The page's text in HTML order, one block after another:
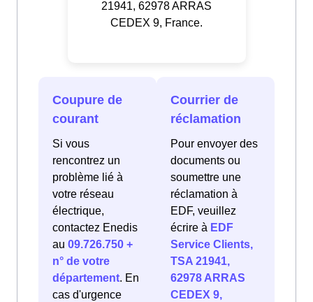
21941, 62978 ARRAS
CEDEX 9, France.
Coupure de
courant
Si vous
rencontrez un
problème lié à
votre réseau
électrique,
contactez Enedis
au 09.726.750 +
n° de votre
département. En
cas d'urgence
Courrier de
réclamation
Pour envoyer des
documents ou
soumettre une
réclamation à
EDF, veuillez
écrire à EDF
Service Clients,
TSA 21941,
62978 ARRAS
CEDEX 9,